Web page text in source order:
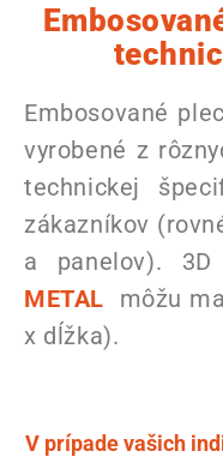
Embosované
vyrobené z
technickej
zákazníkov
a panelov).
METAL môžu
x dĺžka).
V prípade vašich